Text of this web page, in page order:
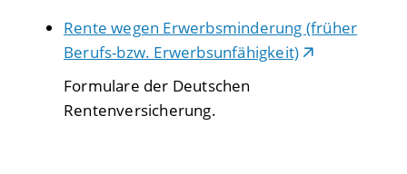
Rente wegen Erwerbsminderung (früher
Berufs-bzw. Erwerbsunfähigkeit)
Formulare der Deutschen
Rentenversicherung.